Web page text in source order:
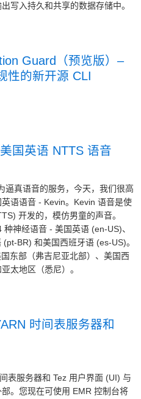
写入持久和共享的数据存储中。
Guard（预览版）–
性的新开源 CLI
国英语 NTTS 语音
逼真语音的服务，今天，我们很高
语语音 - Kevin。Kevin 语音是使
开发的，模仿男童的声音。
神经语音 - 美国英语 (en-US)、
BR) 和美国西班牙语 (es-US)。
东部（弗吉尼亚北部）、美国西
太地区（悉尼）。
时间表服务器和
表服务器和 Tez 用户界面 (UI) 与
。您现在可使用 EMR 控制台将